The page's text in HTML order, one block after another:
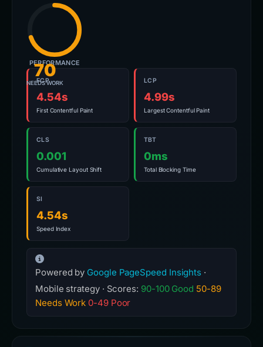
70
NEEDS WORK
PERFORMANCE
FCP
4.54s
First Contentful Paint
LCP
4.99s
Largest Contentful Paint
CLS
0.001
Cumulative Layout Shift
TBT
0ms
Total Blocking Time
SI
4.54s
Speed Index
Powered by Google PageSpeed Insights ·
Mobile strategy · Scores: 90-100 Good 50-89
Needs Work 0-49 Poor